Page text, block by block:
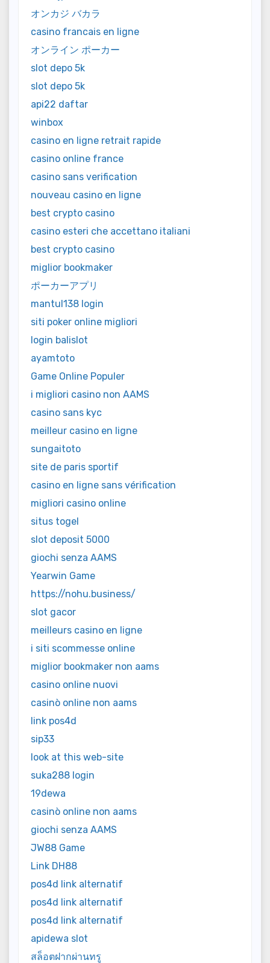
オンカジ バカラ
casino francais en ligne
オンライン ポーカー
slot depo 5k
slot depo 5k
api22 daftar
winbox
casino en ligne retrait rapide
casino online france
casino sans verification
nouveau casino en ligne
best crypto casino
casino esteri che accettano italiani
best crypto casino
miglior bookmaker
ポーカーアプリ
mantul138 login
siti poker online migliori
login balislot
ayamtoto
Game Online Populer
i migliori casino non AAMS
casino sans kyc
meilleur casino en ligne
sungaitoto
site de paris sportif
casino en ligne sans vérification
migliori casino online
situs togel
slot deposit 5000
giochi senza AAMS
Yearwin Game
https://nohu.business/
slot gacor
meilleurs casino en ligne
i siti scommesse online
miglior bookmaker non aams
casino online nuovi
casinò online non aams
link pos4d
sip33
look at this web-site
suka288 login
19dewa
casinò online non aams
giochi senza AAMS
JW88 Game
Link DH88
pos4d link alternatif
pos4d link alternatif
pos4d link alternatif
apidewa slot
สล็อตฝากผ่านทรู